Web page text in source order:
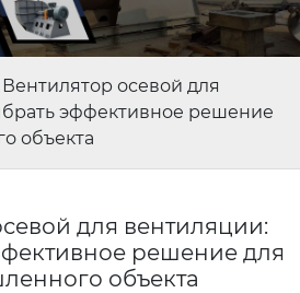
Вентилятор осевой для
эффективное решение
объекта
для вентиляции:
решение для
объекта